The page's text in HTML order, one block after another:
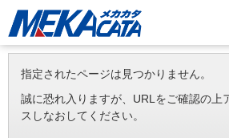
指定されたページは見つかりません。
誠に恐れ入りますが、URLをご確認の
スしなおしてください。